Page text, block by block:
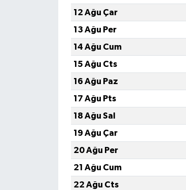
12 Ağu Çar
13 Ağu Per
14 Ağu Cum
15 Ağu Cts
16 Ağu Paz
17 Ağu Pts
18 Ağu Sal
19 Ağu Çar
20 Ağu Per
21 Ağu Cum
22 Ağu Cts